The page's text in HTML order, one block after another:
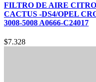
FILTRO DE AIRE
CACTUS -DS4/OPEL
3008-5008 A0666-C24017
$7.328